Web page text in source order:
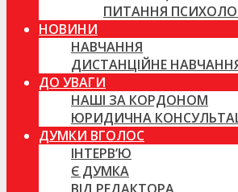
ПИТАННЯ
НОВИНИ
НАВЧАННЯ
ДИСТАНЦІЙНЕ
ДО УВАГИ
НАШІ ЗА КОРДОНОМ
ЮРИДИЧНА
ДУМКИ ВГОЛОС
ІНТЕРВ’Ю
Є ДУМКА